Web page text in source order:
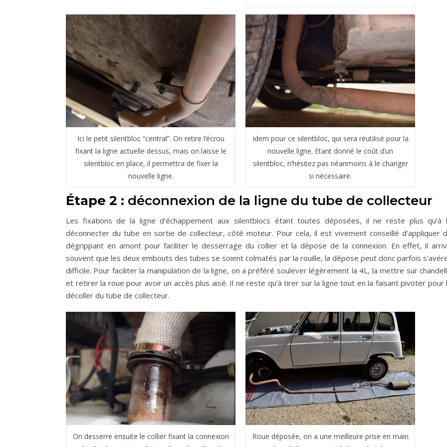
Ici le petit silentbloc “central”. On retire l’écrou
fixant la ligne actuelle dessus, mais on laisse le
silentbloc en place, il permettra de fixer la
nouvelle ligne.
Idem pour ce silentbloc, qui sera réutilisé pour la
nouvelle ligne. Etant donné le coût d’un
silentbloc, n’hésitez pas néanmoins à le changer
si nécessaire.
Étape 2 : déconnexion de la ligne du tube de collecteur
Les fixations de la ligne d’échappement aux silentblocs étant toutes déposées, il ne reste plus qu’à
déconnecter du tube en sortie de collecteur, côté moteur. Pour cela, il est vivement conseillé d’appliquer
dégrippant en amont pour faciliter le desserrage du collier et la dépose de la connexion. En effet, il
souvent que les deux embouts des tubes se soient colmatés par la rouille, la dépose peut donc parfois
difficile. Pour faciliter la manipulation de la ligne, on a préféré soulever légèrement la 4L, la mettre sur
et retirer la roue pour avoir un accès plus aisé. Il ne reste qu’à tirer sur la ligne tout en la faisant pivoter pour
décoller du tube de collecteur.
On desserre ensuite le collier fixant la connexion
Roue déposée, on a une meilleure prise en main